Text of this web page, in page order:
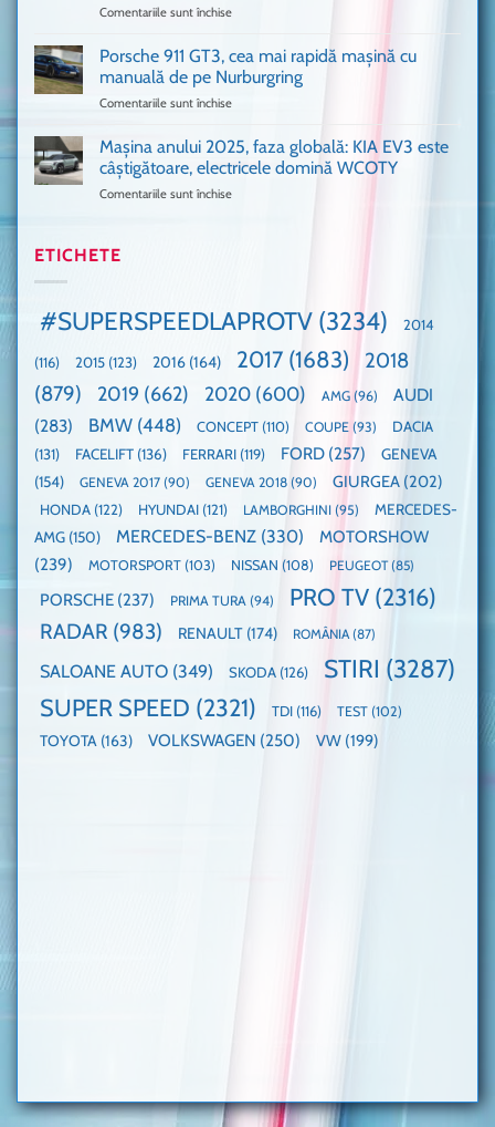
în
UK,
că
nevoie
de
Comentariile sunt închise
Am
pus
umărul
cu
mai
mare
paradă
de
dube
Porsche 911 GT3, cea mai rapidă mașină cu
manuală de pe Nurburgring
Comentariile sunt închise
911
GT3,
cea
pe
Nurburgring
Mașina anului 2025, faza globală: KIA EV3 este
câștigătoare, electricele domină WCOTY
Comentariile sunt închise
EV3
câștigătoare,
domină
WCOTY
ETICHETE
#SUPERSPEEDLAPROTV (3234) 2014
(116) 2015 (123) 2016 (164) 2017 (1683)
2018
(879)
2019 (662) 2020 (600) AMG (96)
AUDI
(283)
BMW (448) CONCEPT (110) COUPE (93)
DACIA
(131)
FACELIFT (136) FERRARI (119) FORD (257)
GENEVA
(154)
GENEVA 2017 (90) GENEVA 2018 (90) GIURGEA (202)
HONDA (122) HYUNDAI (121) LAMBORGHINI (95)
MERCEDES-
AMG (150) MERCEDES-BENZ (330)
MOTORSHOW
(239)
MOTORSPORT (103) NISSAN (108) PEUGEOT(85)
PORSCHE (237) PRIMA TURA (94) PRO TV (2316)
RADAR (983) RENAULT (174) ROMÂNIA(87)
SALOANE AUTO (349) SKODA (126) STIRI (3287)
SUPER SPEED (2321) TDI (116) TEST (102)
TOYOTA (163) VOLKSWAGEN (250) VW (199)